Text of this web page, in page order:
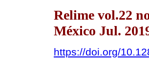
Relime vol.22
México Jul.
https://doi.org/